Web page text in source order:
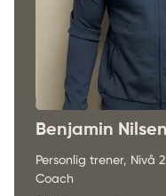
Benjamin Nilsen
Personlig trener, Nivå 2
Coach